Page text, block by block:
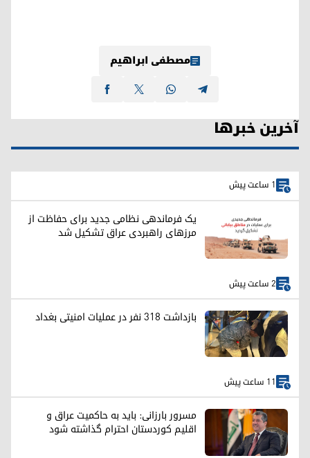
مصطفی ابراهیم
آخرین خبرها
1 ساعت پیش
یک فرماندهی نظامی جدید برای حفاظت از
مرزهای راهبردی عراق تشکیل شد
2 ساعت پیش
بازداشت ۳۱۸ نفر در عملیات امنیتی بغداد
11 ساعت پیش
مسرور بارزانی: باید به حاکمیت عراق و
اقلیم کوردستان احترام گذاشته شود